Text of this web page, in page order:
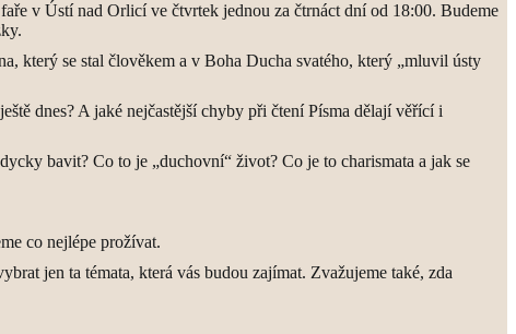
v Ústí nad Orlicí ve čtvrtek jednou za čtrnáct dní od 18:00. Budeme
který se stal člověkem a v Boha Ducha svatého, který „mluvil ústy
dnes? A jaké nejčastější chyby při čtení Písma dělají věřící i
bavit? Co to je „duchovní“ život? Co je to charismata a jak se
co nejlépe prožívat.
jen ta témata, která vás budou zajímat. Zvažujeme také, zda